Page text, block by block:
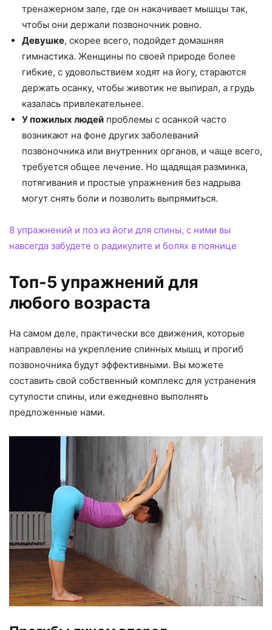
тренажерном зале, где он накачивает мышцы так,
чтобы они держали позвоночник ровно.
Девушке, скорее всего, подойдет домашняя
гимнастика. Женщины по своей природе более
гибкие, с удовольствием ходят на йогу, стараются
держать осанку, чтобы животик не выпирал, а грудь
казалась привлекательнее.
У пожилых людей проблемы с осанкой часто
возникают на фоне других заболеваний
позвоночника или внутренних органов, и чаще всего,
требуется общее лечение. Но щадящая разминка,
потягивания и простые упражнения без надрыва
могут снять боли и позволить выпрямиться.
8 упражнений и поз из йоги для спины, с ними вы
навсегда забудете о радикулите и болях в поянице
Топ-5 упражнений для
любого возраста
На самом деле, практически все движения, которые
направлены на укрепление спинных мышц и прогиб
позвоночника будут эффективными. Вы можете
составить свой собственный комплекс для устранения
сутулости спины, или ежедневно выполнять
предложенные нами.